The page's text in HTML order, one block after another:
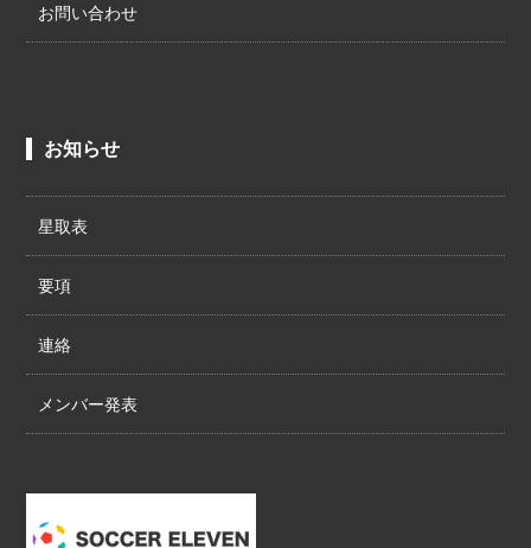
お問い合わせ
お知らせ
星取表
要項
連絡
メンバー発表